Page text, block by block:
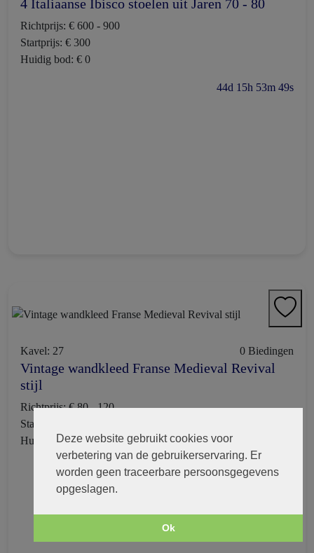
Deze website gebruikt cookies voor
verbetering van de gebruikerservaring. Er
worden geen traceerbare persoonsgegevens
opgeslagen.
Ok
4 Italiaanse Ibisco stoelen uit Jaren 70 - 80
Richtprijs: € 600 - 900
Startprijs: € 300
Huidig bod: € 0
44d 15h 53m 48s
Kavel: 27 0 Biedingen
Vintage wandkleed Franse Medieval Revival
stijl
Richtprijs: € 80 - 120
Startprijs: € 40
Huidig bod: € 0
44d 15h 53m 48s